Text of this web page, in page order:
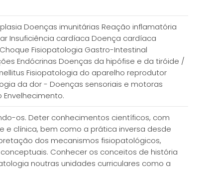
Doenças imunitárias Reação inflamatória
Insuficiência cardíaca Doença cardíaca
Fisiopatologia Gastro-Intestinal
Endócrinas Doenças da hipófise e da tiróide /
Fisiopatologia do aparelho reprodutor
da dor - Doenças sensoriais e motoras
os. Deter conhecimentos científicos, com
clínica, bem como a prática inversa desde
dos mecanismos fisiopatológicos,
Conhecer os conceitos de história
noutras unidades curriculares como a